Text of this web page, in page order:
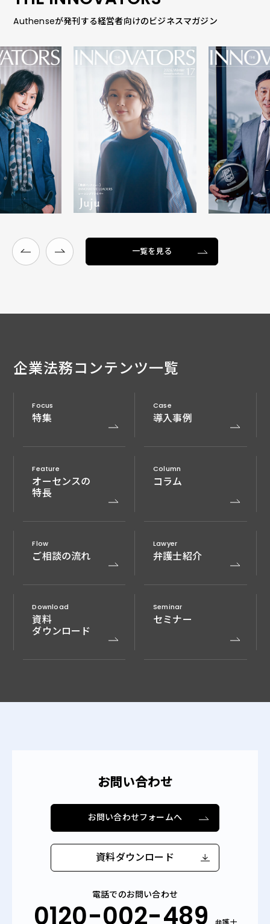
Authenseが発刊する経営者向けのビジネスマガジン
一覧を見る
企業法務コンテンツ一覧
Focus
特集
Case
導入事例
Feature
オーセンスの
特長
Column
コラム
Flow
ご相談の流れ
Lawyer
弁護士紹介
Download
資料
ダウンロード
Seminar
セミナー
お問い合わせ
お問い合わせフォームへ
資料ダウンロード
電話でのお問い合わせ
0120-002-489
弁護士